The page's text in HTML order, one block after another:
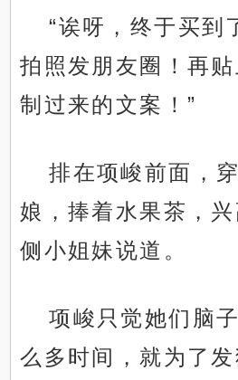
“诶呀，终于买到
拍照发朋友圈！再
制过来的文案！”
排在项峻前面，
娘，捧着水果茶，
侧小姐妹说道。
项峻只觉她们脑
么多时间，就为了发